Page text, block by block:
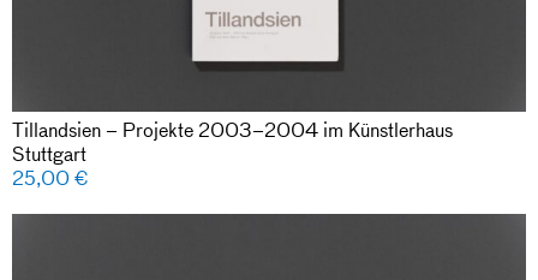
Tillandsien – Projekte 2003–2004 im Künstlerhaus
Stuttgart
25,00€